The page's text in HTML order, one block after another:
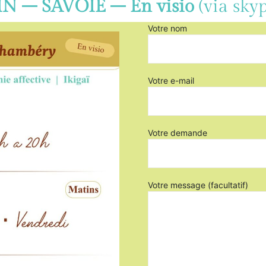
– SAVOIE – En visio (via
Votre nom
Votre e-mail
Votre demande
Votre message (facultatif)